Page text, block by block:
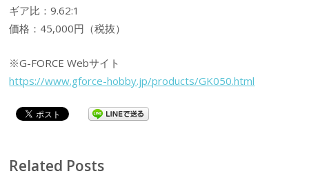
ギア比：9.62:1
価格：45,000円（税抜）
※G-FORCE Webサイト
https://www.gforce-hobby.jp/products/GK050.html
Related Posts